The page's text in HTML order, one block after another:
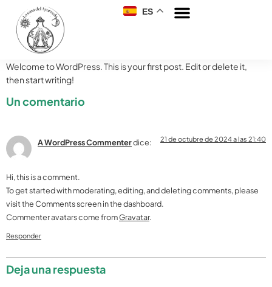
ES
Welcome to WordPress. This is your first post. Edit or delete it,
then start writing!
Un comentario
A WordPress Commenterdice: 21 de octubre de 2024 a las 21:40
Hi, this is a comment.
To get started with moderating, editing, and deleting comments, please
visit the Comments screen in the dashboard.
Commenter avatars come fromGravatar.
Responder
Deja una respuesta